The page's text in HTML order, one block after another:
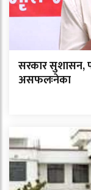
सरकार सुशासन,
असफलःनेका